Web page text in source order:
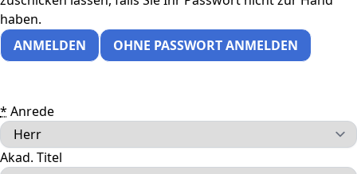
haben.
ANMELDEN
OHNE PASSWORT ANMELDEN
* Anrede
Akad. Titel